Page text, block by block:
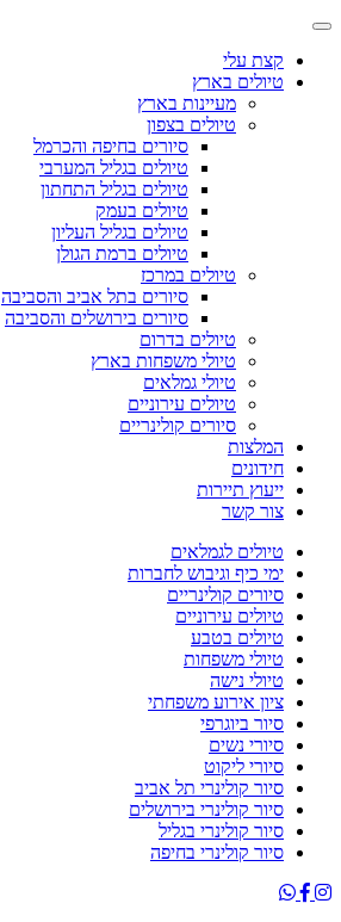
קצת עלי
טיולים בארץ
מעיינות בארץ
טיולים בצפון
סיורים בחיפה והכרמל
טיולים בגליל המערבי
טיולים בגליל התחתון
טיולים בעמק
טיולים בגליל העליון
טיולים ברמת הגולן
טיולים במרכז
סיורים בתל אביב והסביבה
סיורים בירושלים והסביבה
טיולים בדרום
טיולי משפחות בארץ
טיולי גמלאים
טיולים עירוניים
סיורים קולינריים
המלצות
חידונים
ייעוץ תיירות
צור קשר
טיולים לגמלאים
ימי כיף וגיבוש לחברות
סיורים קולינריים
טיולים עירוניים
טיולים בטבע
טיולי משפחות
טיולי נישה
ציון אירוע משפחתי
סיור ביוגרפי
סיורי נשים
סיורי ליקוט
סיור קולינרי תל אביב
סיור קולינרי בירושלים
סיור קולינרי בגליל
סיור קולינרי בחיפה